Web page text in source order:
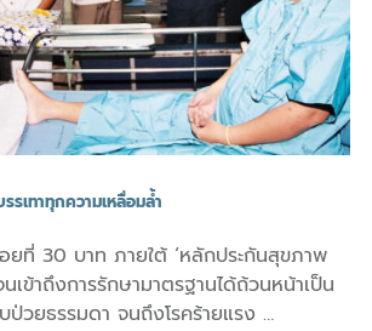
เทาทุกความเหลื่อมล้ำ
ยที่ 30 บาท ภายใต้ ‘หลักประกันสุขภาพ
เข้าถึงการรักษามาตรฐานได้ถ้วนหน้าเป็น
วยธรรมดา จนถึงโรคร้ายแรง …